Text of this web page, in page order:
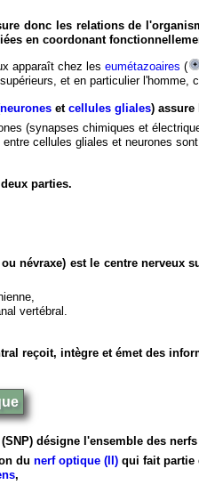
donc les relations de
en coordonant
apparaît chez leseumétazoaires (
et en particulier l'homme,
neurones etcellules gliales) assure
(synapses chimiques et
cellules gliales et neurones
parties.
névraxe) est le centre
vertébral.
reçoit, intègre et émet des
(SNP) désigne l'ensemble des
du nerf optique (II) qui fait partie
,